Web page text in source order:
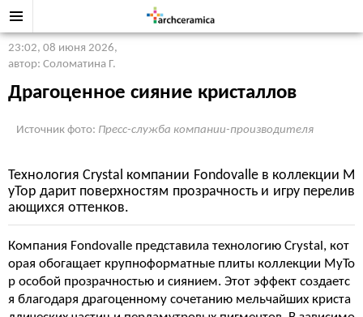
23:02, 08 июня 2026,
автор: Соломатина Г.
Драгоценное сияние кристаллов
Источник фото: Пресс-служба компании-производителя
Технология Crystal компании Fondovalle в коллекции M
yTop дарит поверхностям прозрачность и игру перелив
ающихся оттенков.
Компания Fondovalle представила технологию Crystal, кот
орая обогащает крупноформатные плиты коллекции MyTo
p особой прозрачностью и сиянием. Этот эффект создаетс
я благодаря драгоценному сочетанию мельчайших криста